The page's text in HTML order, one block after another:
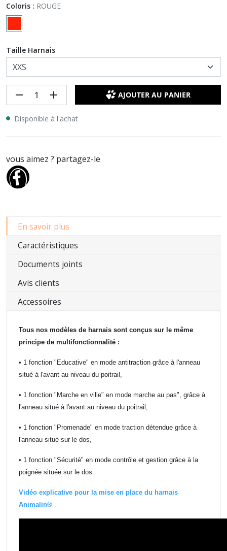
Coloris : ROUGE
Taille Harnais
remove add AJOUTER AU PANIER
Disponible à l'achat
vous aimez ? partagez-le
En savoir plus
Caractéristiques
Documents joints
Avis clients
Accessoires
Tous nos modèles de harnais sont conçus sur le même
principe de multifonctionnalité :
• 1 fonction "Educative" en mode antitraction grâce à l'anneau
situé à l'avant au niveau du poitrail,
• 1 fonction "Marche en ville" en mode marche au pas", grâce à
l'anneau situé à l'avant au niveau du poitrail,
• 1 fonction "Promenade" en mode traction détendue grâce à
l'anneau situé sur le dos,
• 1 fonction "Sécurité" en mode contrôle et gestion grâce à la
poignée située sur le dos.
Vidéo explicative pour la mise en place du harnais
Animalin®